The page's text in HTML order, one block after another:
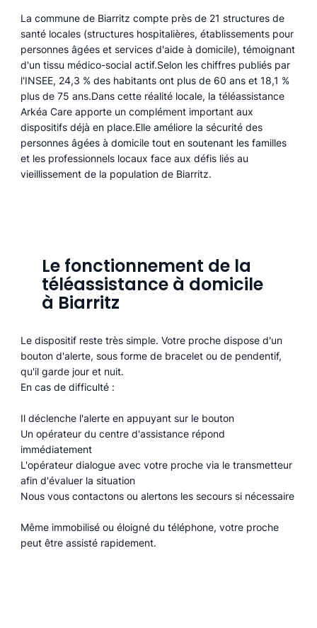
La commune de Biarritz compte près de 21 structures de
santé locales (structures hospitalières, établissements pour
personnes âgées et services d'aide à domicile), témoignant
d'un tissu médico-social actif.Selon les chiffres publiés par
l'INSEE, 24,3 % des habitants ont plus de 60 ans et 18,1 %
plus de 75 ans.Dans cette réalité locale, la téléassistance
Arkéa Care apporte un complément important aux
dispositifs déjà en place.Elle améliore la sécurité des
personnes âgées à domicile tout en soutenant les familles
et les professionnels locaux face aux défis liés au
vieillissement de la population de Biarritz.
Le fonctionnement de la
téléassistance à domicile
à Biarritz
Le dispositif reste très simple. Votre proche dispose d'un
bouton d'alerte, sous forme de bracelet ou de pendentif,
qu'il garde jour et nuit.
En cas de difficulté :
Il déclenche l'alerte en appuyant sur le bouton
Un opérateur du centre d'assistance répond
immédiatement
L'opérateur dialogue avec votre proche via le transmetteur
afin d'évaluer la situation
Nous vous contactons ou alertons les secours si nécessaire
Même immobilisé ou éloigné du téléphone, votre proche
peut être assisté rapidement.